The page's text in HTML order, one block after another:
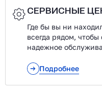
СЕРВИСНЫЕ
Где бы вы ни
всегда рядом,
надежное
Подробнее